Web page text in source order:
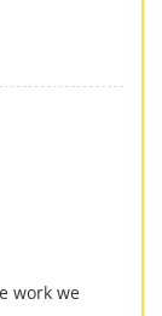
work we